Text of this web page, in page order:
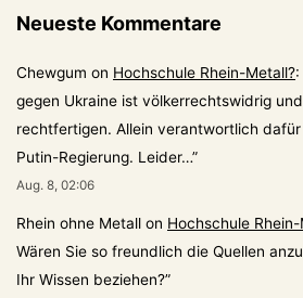
Neueste Kommentare
Chewgum on Hochschule Rhein-Metall?:
gegen Ukraine ist völkerrechtswidrig
rechtfertigen. Allein verantwortlich
Putin-Regierung. Leider…”
Aug. 8, 02:06
Rhein ohne Metall on Hochschule
Wären Sie so freundlich die Quellen
Ihr Wissen beziehen?”